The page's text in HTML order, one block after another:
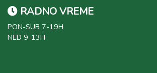
RADNO VREME
PON-SUB 7-19H
NED 9-13H